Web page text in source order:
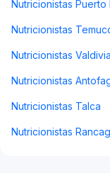
Nutricionistas Puerto
Nutricionistas
Nutricionistas Valdivia
Nutricionistas
Nutricionistas Talca
Nutricionistas